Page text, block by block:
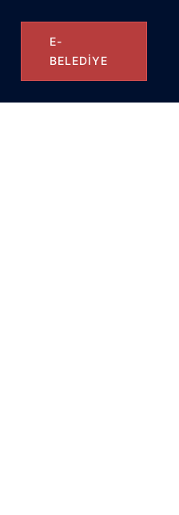
E-
BELEDIYE